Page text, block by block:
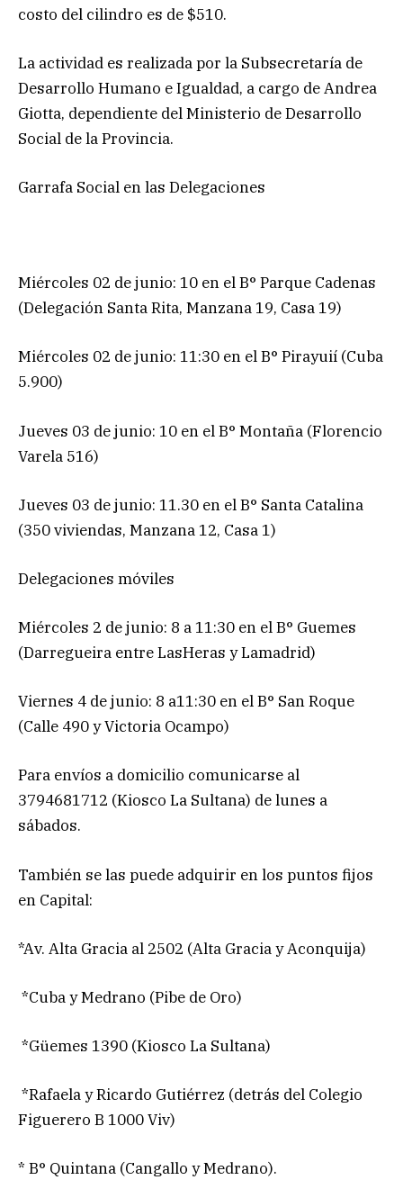
costo del cilindro es de $510.
La actividad es realizada por la Subsecretaría de
Desarrollo Humano e Igualdad, a cargo de Andrea
Giotta, dependiente del Ministerio de Desarrollo
Social de la Provincia.
Garrafa Social en las Delegaciones
Miércoles 02 de junio: 10 en el B° Parque Cadenas
(Delegación Santa Rita, Manzana 19, Casa 19)
Miércoles 02 de junio: 11:30 en el B° Pirayuií (Cuba
5.900)
Jueves 03 de junio: 10 en el B° Montaña (Florencio
Varela 516)
Jueves 03 de junio: 11.30 en el B° Santa Catalina
(350 viviendas, Manzana 12, Casa 1)
Delegaciones móviles
Miércoles 2 de junio: 8 a 11:30 en el B° Guemes
(Darregueira entre LasHeras y Lamadrid)
Viernes 4 de junio: 8 a11:30 en el B° San Roque
(Calle 490 y Victoria Ocampo)
Para envíos a domicilio comunicarse al
3794681712 (Kiosco La Sultana) de lunes a
sábados.
También se las puede adquirir en los puntos fijos
en Capital:
*Av. Alta Gracia al 2502 (Alta Gracia y Aconquija)
*Cuba y Medrano (Pibe de Oro)
*Güemes 1390 (Kiosco La Sultana)
*Rafaela y Ricardo Gutiérrez (detrás del Colegio
Figuerero B 1000 Viv)
* B° Quintana (Cangallo y Medrano).